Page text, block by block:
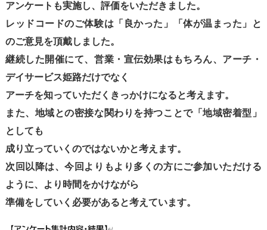
アンケートも実施し、評価をいただきました。
レッドコードのご体験は「良かった」「体が温まった」と
のご意見を頂戴しました。
継続した開催にて、営業・宣伝効果はもちろん、アーチ・
デイサービス姫路だけでなく
アーチを知っていただくきっかけになると考えます。
また、地域との密接な関わりを持つことで「地域密着型」
としても
成り立っていくのではないかと考えます。
次回以降は、今回よりもより多くの方にご参加いただける
ように、より時間をかけながら
準備をしていく必要があると考えています。